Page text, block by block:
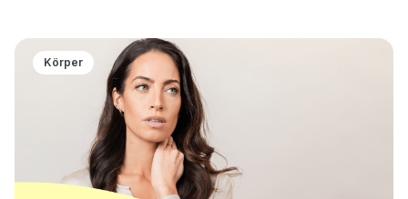
Körper